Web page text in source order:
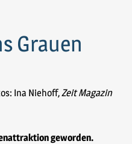
Grauen
Ina Niehoff,Zeit Magazin
geworden.